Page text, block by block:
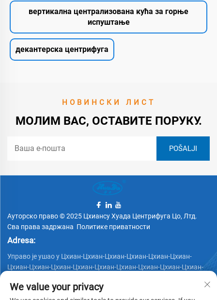
вертикална централизована кућа за горње
испуштање
декантерска центрифуга
НОВИНСКИ ЛИСТ
МОЛИМ ВАС, ОСТАВИТЕ ПОРУКУ.
Ауторско право © 2025 Цхиансу Хуада Центрифуга Цо, Лтд.
Сва права задржана Политике приватности
Adresa:
Управо је ушао у Цхиан-Цхиан-Цхиан-Цхиан-Цхиан-Цхиан-
Цхиан-Цхиан-Цхиан-Цхиан-Цхиан-Цхиан-Цхиан-Цхиан-Цхиан-
Телефон:
We value your privacy